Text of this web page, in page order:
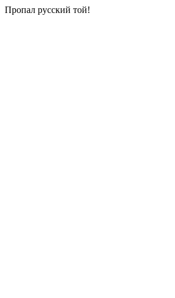
Пропал русский той!